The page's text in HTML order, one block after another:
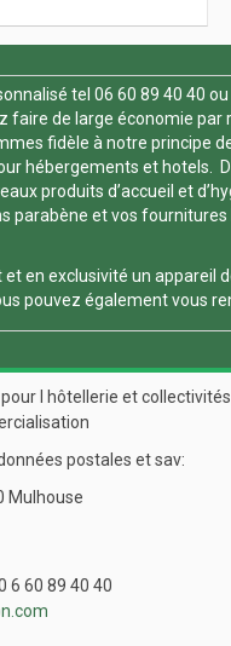
tel 06 60 89 40 40
faire de large économie par
fidèle à notre principe
hébergements et hotels.
produits d’accueil et
parabène et vos
en exclusivité un appareil
pouvez également vous
l hôtellerie et collectivités
postales et sav:
Mulhouse
6 60 89 40 40